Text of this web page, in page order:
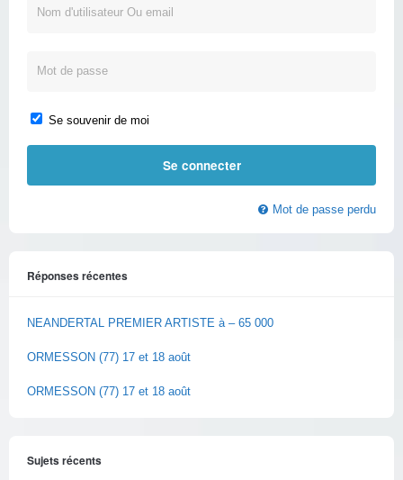
Se souvenir de moi
Mot de passe perdu
Réponses récentes
NEANDERTAL PREMIER ARTISTE à – 65 000
ORMESSON (77) 17 et 18 août
ORMESSON (77) 17 et 18 août
Sujets récents